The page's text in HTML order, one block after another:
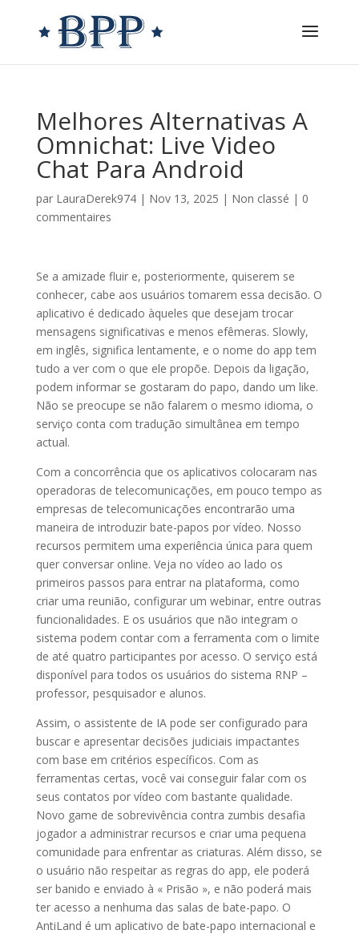
Melhores Alternativas A
Omnichat: Live Video
Chat Para Android
par LauraDerek974| Nov 13, 2025 | Non classé | 0
commentaires
Se a amizade fluir e, posteriormente, quiserem se
conhecer, cabe aos usuários tomarem essa decisão. O
aplicativo é dedicado àqueles que desejam trocar
mensagens significativas e menos efêmeras. Slowly,
em inglês, significa lentamente, e o nome do app tem
tudo a ver com o que ele propõe. Depois da ligação,
podem informar se gostaram do papo, dando um like.
Não se preocupe se não falarem o mesmo idioma, o
serviço conta com tradução simultânea em tempo
actual.
Com a concorrência que os aplicativos colocaram nas
operadoras de telecomunicações, em pouco tempo as
empresas de telecomunicações encontrarão uma
maneira de introduzir bate-papos por vídeo. Nosso
recursos permitem uma experiência única para quem
quer conversar online. Veja no vídeo ao lado os
primeiros passos para entrar na plataforma, como
criar uma reunião, configurar um webinar, entre outras
funcionalidades. E os usuários que não integram o
sistema podem contar com a ferramenta com o limite
de até quatro participantes por acesso. O serviço está
disponível para todos os usuários do sistema RNP –
professor, pesquisador e alunos.
Assim, o assistente de IA pode ser configurado para
buscar e apresentar decisões judiciais impactantes
com base em critérios específicos. Com as
ferramentas certas, você vai conseguir falar com os
seus contatos por vídeo com bastante qualidade.
Novo game de sobrevivência contra zumbis desafia
jogador a administrar recursos e criar uma pequena
comunidade para enfrentar as criaturas. Além disso, se
o usuário não respeitar as regras do app, ele poderá
ser banido e enviado à « Prisão », e não poderá mais
ter acesso a nenhuma das salas de bate-papo. O
AntiLand é um aplicativo de bate-papo internacional e